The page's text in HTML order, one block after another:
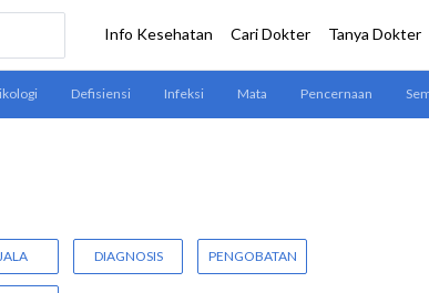
DIAGNOSIS PENGOBATAN